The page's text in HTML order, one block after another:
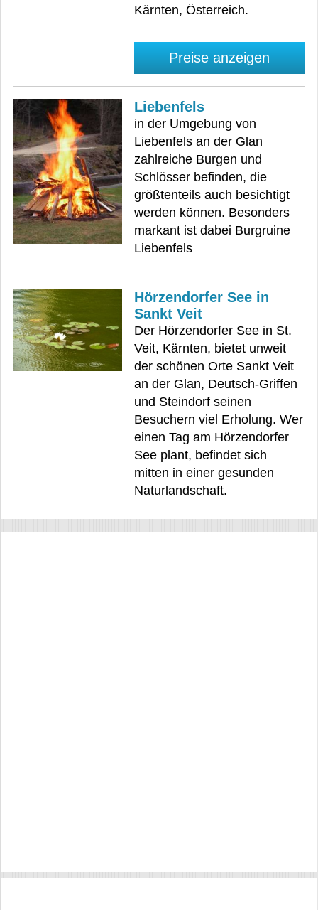
Kärnten, Österreich.
Preise anzeigen
Liebenfels
in der Umgebung von
Liebenfels an der Glan
zahlreiche Burgen und
Schlösser befinden, die
größtenteils auch besichtigt
werden können. Besonders
markant ist dabei Burgruine
Liebenfels
Hörzendorfer See in
Sankt Veit
Der Hörzendorfer See in St.
Veit, Kärnten, bietet unweit
der schönen Orte Sankt Veit
an der Glan, Deutsch-Griffen
und Steindorf seinen
Besuchern viel Erholung. Wer
einen Tag am Hörzendorfer
See plant, befindet sich
mitten in einer gesunden
Naturlandschaft.